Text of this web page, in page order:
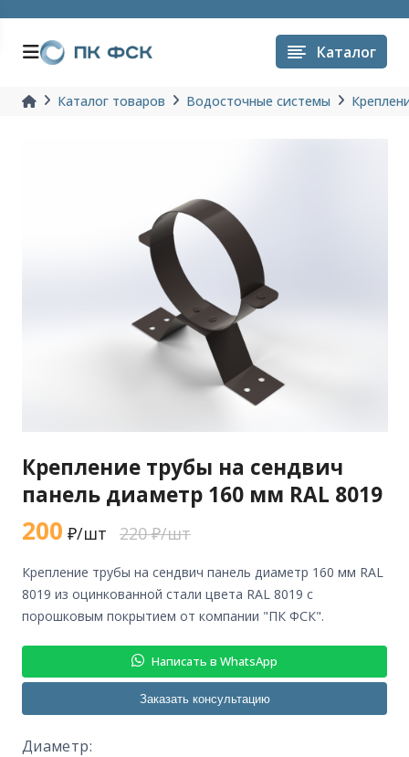
Каталог
Каталог товаров Водосточные системы
Крепление трубы на сендвич
панель диаметр 160 мм RAL 8019
200 ₽/шт 220 ₽/шт
крепление трубы на сендвич панель диаметр 160 мм RAL
8019 из оцинкованной стали цвета RAL 8019 с
порошковым покрытием от компании "ПК ФСК".
Написать в WhatsApp
Заказать консультацию
Диаметр: